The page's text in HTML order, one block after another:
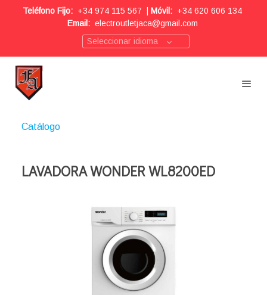
Teléfono Fijo: +34 974 115 567 Móvil: +34 620 606 134
Email: electroutletjaca@gmail.com
Seleccionar idioma
Catálogo
LAVADORA WONDER WL8200ED